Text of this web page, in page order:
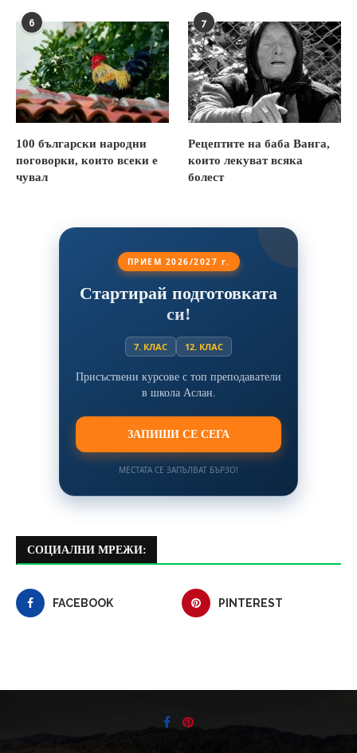
6
100 български народни
поговорки, които всеки е
чувал
7
Рецептите на баба Ванга,
които лекуват всяка
болест
ПРИЕМ 2026/2027 г.
Стартирай подготовката
си!
7. КЛАС 12. КЛАС
Присъствени курсове с топ преподаватели
в школа Аслан.
ЗАПИШИ СЕ СЕГА
МЕСТАТА СЕ ЗАПЪЛВАТ БЪРЗО!
СОЦИАЛНИ МРЕЖИ:
FACEBOOK PINTEREST